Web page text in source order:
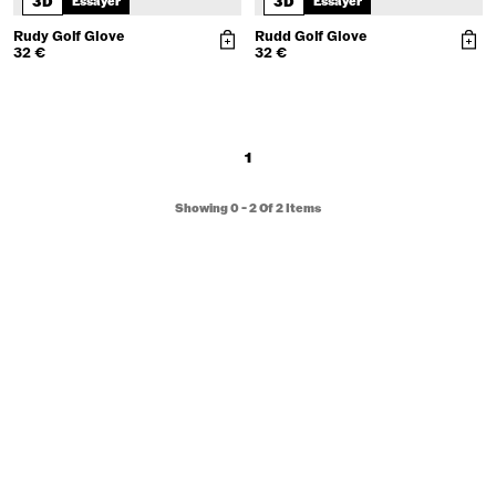
Rudy Golf Glove
32 €
Rudd Golf Glove
32 €
1
Showing0-2Of2Items